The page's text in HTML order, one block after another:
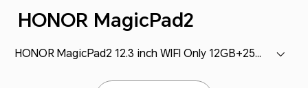
HONOR MagicPad2
HONOR MagicPad2 12.3 inch WIFI Only 12GB+256GB (ROD2-W09)